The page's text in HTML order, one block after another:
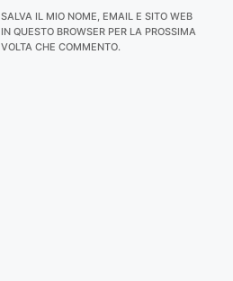
SALVA IL MIO NOME, EMAIL E SITO WEB
IN QUESTO BROWSER PER LA PROSSIMA
VOLTA CHE COMMENTO.